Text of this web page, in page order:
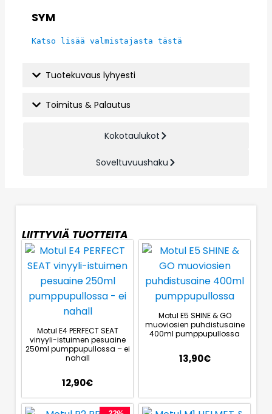
SYM
Katso lisää valmistajasta tästä
Tuotekuvaus lyhyesti
Toimitus & Palautus
Kokotaulukot
Soveltuvuushaku
LIITTYVIÄ TUOTTEITA
Motul E4 PERFECT SEAT
vinyyli-istuimen pesuaine
250ml pumppupullossa – ei
nahall
12,90€
Motul E5 SHINE & GO
muoviosien puhdistusaine
400ml pumppupullossa
13,90€